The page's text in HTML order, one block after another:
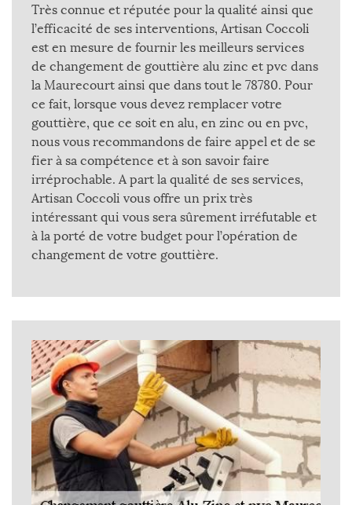
Très connue et réputée pour la qualité ainsi que
l’efficacité de ses interventions, Artisan Coccoli
est en mesure de fournir les meilleurs services
de changement de gouttière alu zinc et pvc dans
la Maurecourt ainsi que dans tout le 78780. Pour
ce fait, lorsque vous devez remplacer votre
gouttière, que ce soit en alu, en zinc ou en pvc,
nous vous recommandons de faire appel et de se
fier à sa compétence et à son savoir faire
irréprochable. A part la qualité de ses services,
Artisan Coccoli vous offre un prix très
intéressant qui vous sera sûrement irréfutable et
à la porté de votre budget pour l’opération de
changement de votre gouttière.